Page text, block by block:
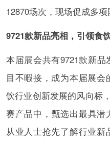
12870场次，现场促成多项
9721款新品亮相，引领食
本届展会共有9721款新
目不暇接，成为本届展
饮行业创新发展的风向标
赛产品中，甄选出最具
从业人士抢先了解行业